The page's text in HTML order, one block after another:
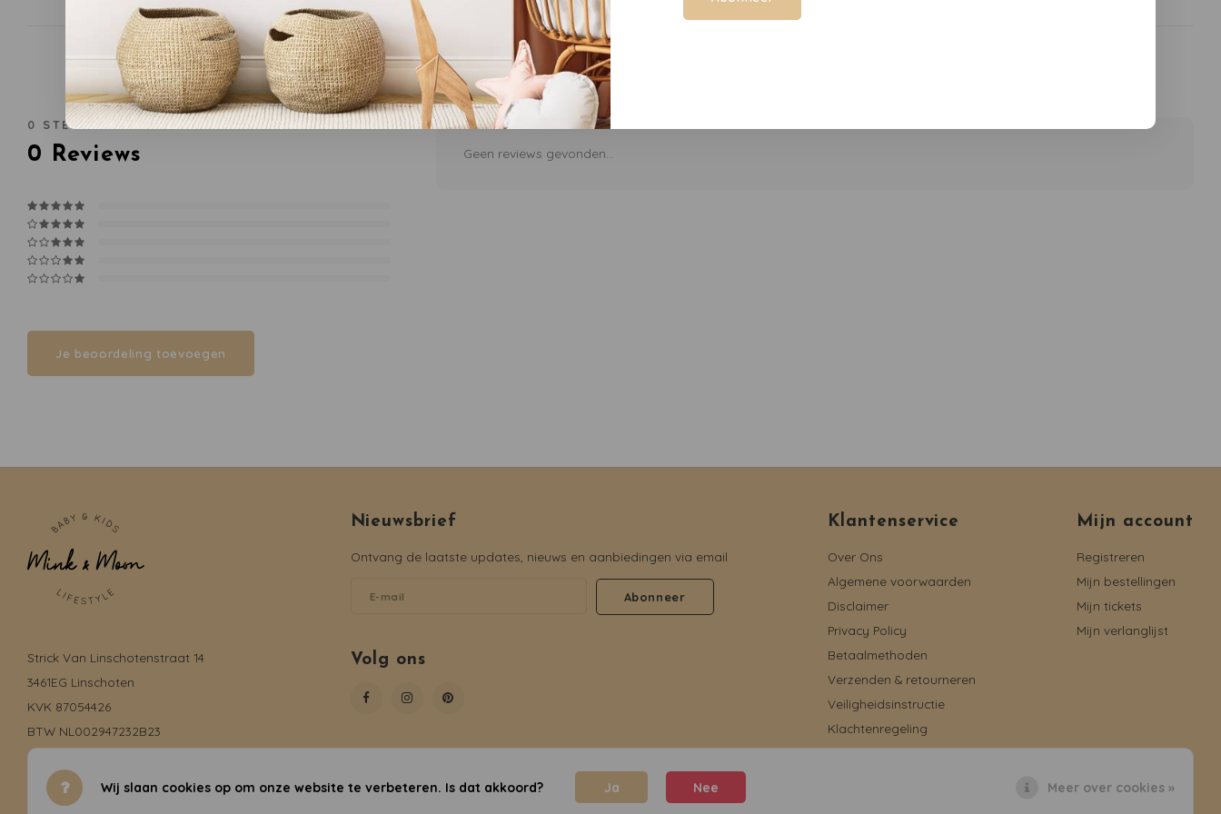
0 STERREN OP BASIS VAN0BEOORDELINGEN
0 Reviews
Je beoordeling toevoegen
Geen reviews gevonden...
Strick Van Linschotenstraat 14
3461EG Linschoten
KVK 87054426
BTW NL002947232B23
06-19735816
info@mink-moon.nl
Nieuwsbrief
Ontvang de laatste updates, nieuws en aanbiedingen via email
Abonneer
Volg ons
Klantenservice
Over Ons
Algemene voorwaarden
Disclaimer
Privacy Policy
Betaalmethoden
Verzenden & retourneren
Veiligheidsinstructie
Klachtenregeling
Reviews
Mijn account
Registreren
Mijn bestellingen
Mijn tickets
Mijn verlanglijst
Wij slaan cookies op om onze website te verbeteren. Is dat akkoord? Ja Nee Meer over cookies »